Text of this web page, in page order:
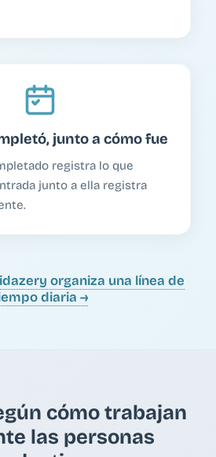
junto a cómo fue
registra lo que
junto a ella registra
organiza una línea de
diaria →
cómo trabajan
las personas